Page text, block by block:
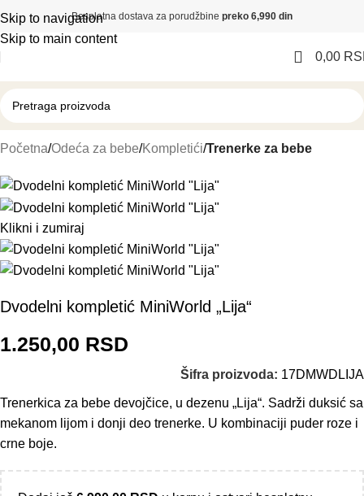
Skip to navigation
Skip to main content
Besplatna dostava za porudžbine preko 6,990 din
0,00
Početna Odeća za bebe Kompletići Trenerke za bebe
Klikni i zumiraj
Dvodelni kompletić MiniWorld „Lija“
1.250,00 RSD
Šifra proizvoda: 17DMWDLIJA
Trenerkica za bebe devojčice, u dezenu „Lija“. Sadrži duksić sa
mekanom lijom i donji deo trenerke. U kombinaciji puder roze i
crne boje.